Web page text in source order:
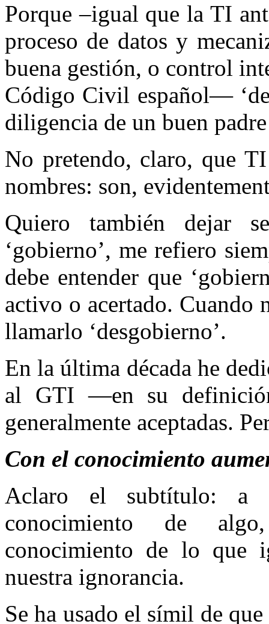
Porque –igual que la TI
proceso de datos y
buena gestión, o control
Código Civil español—
diligencia de un buen
No pretendo, claro, que
nombres: son,
Quiero también dejar
‘gobierno’, me refiero
debe entender que
activo o acertado. Cuando
llamarlo ‘desgobierno’.
En la última década he
al GTI —en su
generalmente aceptadas.
Con el conocimiento
Aclaro el subtítulo: a
conocimiento de
conocimiento de lo que
nuestra ignorancia.
Se ha usado el símil de